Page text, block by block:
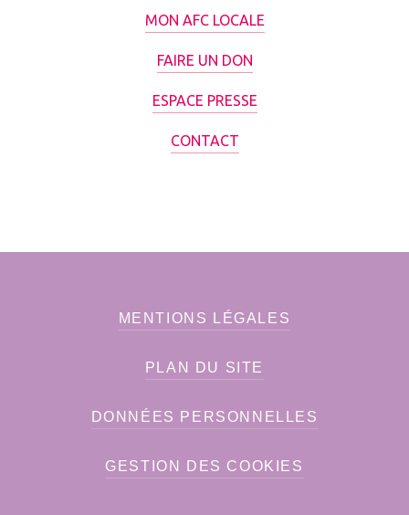
MON AFC LOCALE
FAIRE UN DON
ESPACE PRESSE
CONTACT
MENTIONS LÉGALES
PLAN DU SITE
DONNÉES PERSONNELLES
GESTION DES COOKIES